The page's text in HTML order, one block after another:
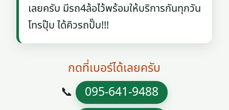
เลยครับ มีรถ4ล้อไว้พร้อมให้บริการกันทุกวัน
โทรปุ๊บ ได้คิวรถปั๊บ!!!
กดที่เบอร์ได้เลยครับ
📞 095-641-9488